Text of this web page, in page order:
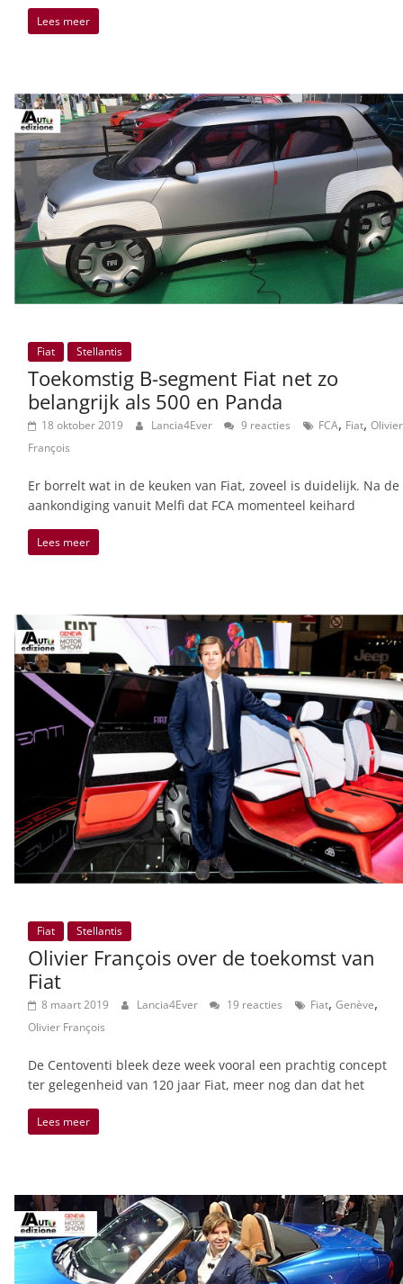
Lees meer
Fiat Stellantis
Toekomstig B-segment Fiat net zo
belangrijk als 500 en Panda
18 oktober 2019 Lancia4Ever 9 reacties FCA, Fiat, Olivier
François
Er borrelt wat in de keuken van Fiat, zoveel is duidelijk. Na de
aankondiging vanuit Melfi dat FCA momenteel keihard
Lees meer
Fiat Stellantis
Olivier François over de toekomst van
Fiat
8 maart 2019 Lancia4Ever 19 reacties Fiat, Genève,
Olivier François
De Centoventi bleek deze week vooral een prachtig concept
ter gelegenheid van 120 jaar Fiat, meer nog dan dat het
Lees meer